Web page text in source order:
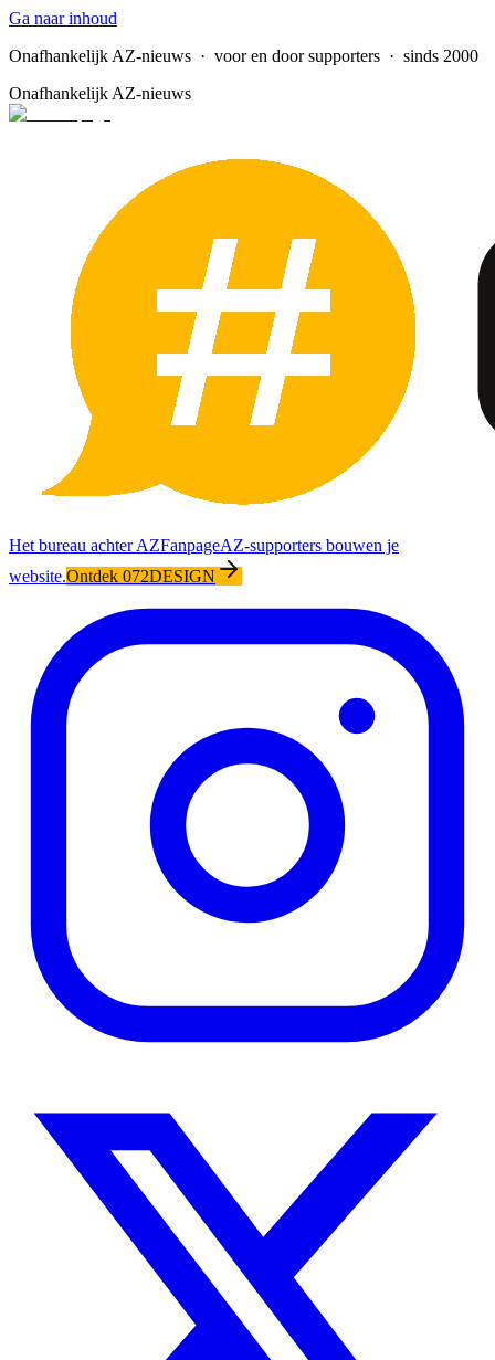
Ga naar inhoud
Onafhankelijk AZ-nieuws · voor en door supporters · sinds 2000
Onafhankelijk AZ-nieuws
Het bureau achter AZFanpageAZ-supporters bouwen je
website.Ontdek 072DESIGN